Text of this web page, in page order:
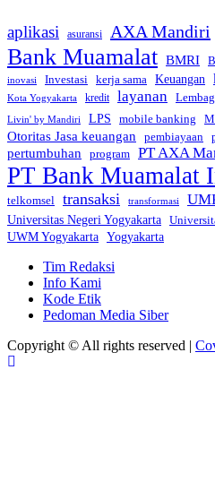
aplikasi asuransi AXA Mandiri
Bank Muamalat BMRI
inovasi Investasi kerja sama Keuangan
Kota Yogyakarta kredit layanan
Livin' by Mandiri
LPS mobile banking
Otoritas Jasa keuangan pembiayaan
pertumbuhan program PT AXA
PT Bank Muamalat
telkomsel transaksi transformasi
Universitas Negeri Yogyakarta
UWM Yogyakarta Yogyakarta
Tim Redaksi
Info Kami
Kode Etik
Pedoman Media Siber
Copyright © All rights reserved |